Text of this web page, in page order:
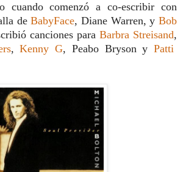
cuando comenzó a co-escribir con
deBabyFace, Diane Warren, yBob
canciones para Barbra Streisand,
,Kenny G, Peabo Bryson yPatti